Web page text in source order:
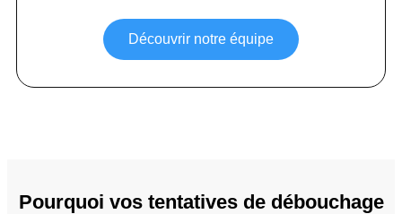
Découvrir notre équipe
Pourquoi vos tentatives de débouchage